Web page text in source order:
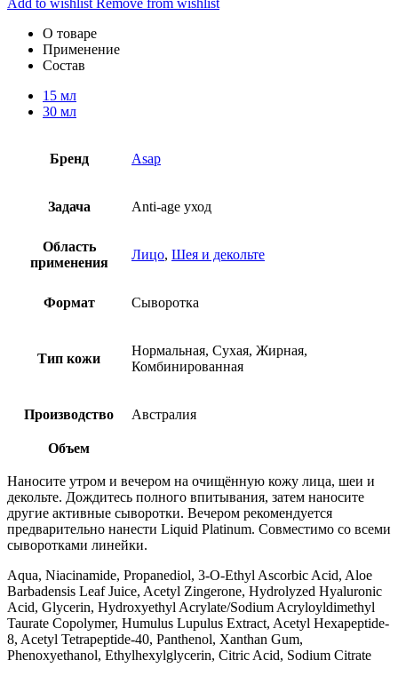
О товаре
Применение
Состав
15 мл
30 мл
Бренд Asap
Задача Anti-age уход
Область
применения
Лицо, Шея и декольте
Формат Сыворотка
Тип кожи
Нормальная, Сухая, Жирная,
Комбинированная
Производство Австралия
Объем
Наносите утром и вечером на очищённую кожу лица, шеи и
декольте. Дождитесь полного впитывания, затем наносите
другие активные сыворотки. Вечером рекомендуется
предварительно нанести Liquid Platinum. Совместимо со всеми
сыворотками линейки.
Aqua, Niacinamide, Propanediol, 3-O-Ethyl Ascorbic Acid, Aloe
Barbadensis Leaf Juice, Acetyl Zingerone, Hydrolyzed Hyaluronic
Acid, Glycerin, Hydroxyethyl Acrylate/Sodium Acryloyldimethyl
Taurate Copolymer, Humulus Lupulus Extract, Acetyl Hexapeptide-
8, Acetyl Tetrapeptide-40, Panthenol, Xanthan Gum,
Phenoxyethanol, Ethylhexylglycerin, Citric Acid, Sodium Citrate